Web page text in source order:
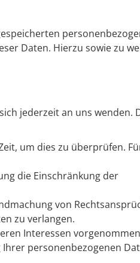
Daten. Hierzu sowie zu
jederzeit an uns wenden.
um dies zu überprüfen.
die Einschränkung der
von
zu verlangen.
Interessen
personenbezogenen